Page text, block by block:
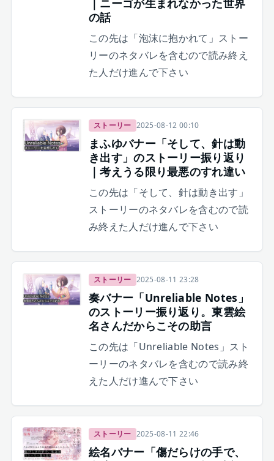
｜ニーゴが生まれなかった世界
の話
この先は「泡沫に抱かれて」ストー
リーのネタバレを含むので読み終え
た人だけ進んで下さい
ストーリー 2025-08-12 00:10
まふゆバナー「そして、針は動
き出す」のストーリー振り返り
｜考えうる限り最悪のすれ違い
この先は「そして、針は動き出す」
ストーリーのネタバレを含むので読
み終えた人だけ進んで下さい
ストーリー 2025-08-11 23:28
奏バナー「Unreliable Notes」
のストーリー振り返り。東雲絵
名さんだからこその助言
この先は「Unreliable Notes」スト
ーリーのネタバレを含むので読み終
えた人だけ進んで下さい
ストーリー 2025-08-11 22:46
絵名バナー「傷だらけの手で、